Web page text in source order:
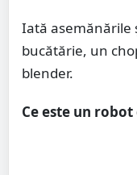
Iată asemănările
bucătărie, un
blender.
Ce este un